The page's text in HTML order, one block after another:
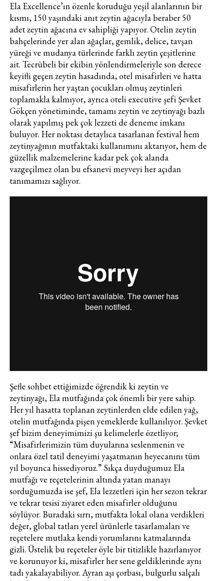
Haftalık E-Bülten
Ela Excellence’ın özenle koruduğu yeşil alanlarının bir
kısmı, 150 yaşındaki anıt zeytin ağacıyla beraber 50
adet zeytin ağacına ev sahipliği yapıyor. Otelin zeytin
bahçelerinde yer alan ağaçlar, gemlik, delice, tavşan
yüreği ve mudanya türlerinde farklı zeytin çeşitlerine
ait. Tecrübeli bir ekibin yönlendirmeleriyle son derece
keyifli geçen zeytin hasadında, otel misafirleri ve hatta
misafirlerin her yaştan çocukları olmuş zeytinleri
toplamakla kalmıyor, ayrıca oteli executive şefi Şevket
Gökçen yönetiminde, tamamı zeytin ve zeytinyağı bazlı
olarak yapılmış pek çok lezzeti de deneme imkanı
buluyor. Her noktası detaylıca tasarlanan festival hem
zeytinyağının mutfaktaki kullanımını aktarıyor, hem de
güzellik malzemelerine kadar pek çok alanda
vazgeçilmez olan bu efsanevi meyveyi her açıdan
tanımamızı sağlıyor.
Şefle sohbet ettiğimizde öğrendik ki zeytin ve
zeytinyağı, Ela mutfağında çok önemli bir yere sahip.
Her yıl hasatta toplanan zeytinlerden elde edilen yağ,
otelin mutfağında pişen yemeklerde kullanılıyor. Şevket
şef bizim deneyimimizi şu kelimelerle özetliyor;
“Misafirlerimizin tüm duyularına seslenmenin ve
onlara özel tatil deneyimi yaşatmanın heyecanını tüm
yıl boyunca hissediyoruz.” Sıkça duyduğumuz Ela
mutfağı ve reçetelerinin altında yatan manayı
sorduğumuzda ise şef, Ela lezzetleri için her sezon tekrar
ve tekrar tesisi ziyaret eden misafirler olduğunu
söylüyor. Buradaki sırrı, mutfakta lokal olana verdikleri
değer, global tatları yerel ürünlerle tasarlamaları ve
reçetelere mutlaka kendi yorumlarını katmalarında
gizli. Üstelik bu reçeteler öyle bir titizlikle hazırlanıyor
ve korunuyor ki, misafirler her sene geldiklerinde aynı
tadı yakalayabiliyor. Ayran aşı çorbası, bulgurlu salçalı